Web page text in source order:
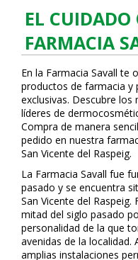
EL CUIDADO
FARMACIA
En la Farmacia Savall te
productos de farmacia y
exclusivas. Descubre
líderes de
Compra de manera
pedido en nuestra
San Vicente del Raspeig.
La Farmacia Savall fue
pasado y se encuentra
San Vicente del
mitad del siglo pasado
personalidad de la que
avenidas de la
amplias instalaciones